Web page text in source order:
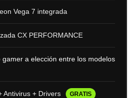
Vega 7 integrada
CX PERFORMANCE
gamer a elección entre los modelos
Antivirus + Drivers GRATIS